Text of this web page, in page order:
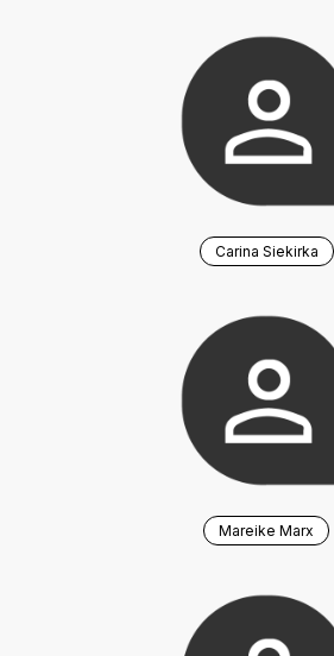
Carina Siekirka
Mareike Marx